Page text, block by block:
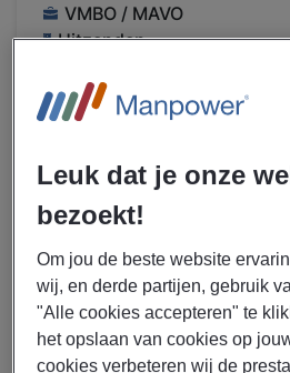
VMBO / MAVO
Uitzenden
06/08/2026
Intercarpet B.V.
Machinebediende
€ 2900 - € 3200 Per maand
Leuk dat je onze
bezoekt!
Om jou de beste website
wij, en derde partijen, gebruik
"Alle cookies accepteren" te
het opslaan van cookies op
cookies verbeteren wij de